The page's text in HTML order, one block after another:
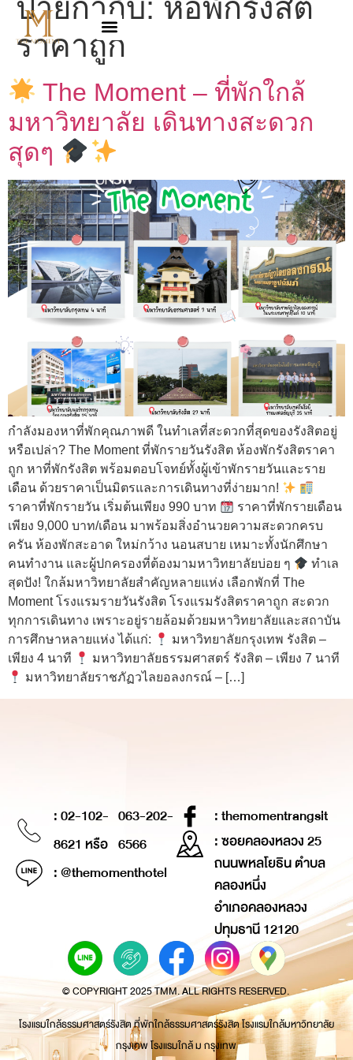
ป้ายกำกับ: หอพักรังสิต
ราคาถูก
The Moment – ที่พักใกล้
มหาวิทยาลัย เดินทางสะดวก
สุดๆ
กำลังมองหาที่พักคุณภาพดี ในทำเลที่สะดวกที่สุดของรังสิตอยู่
หรือเปล่า? The Moment ที่พักรายวันรังสิต ห้องพักรังสิตราคา
ถูก หาที่พักรังสิต พร้อมตอบโจทย์ทั้งผู้เข้าพักรายวันและราย
เดือน ด้วยราคาเป็นมิตรและการเดินทางที่ง่ายมาก!
ราคาที่พักรายวัน เริ่มต้นเพียง 990 บาท
ราคาที่พักรายเดือน
เพียง 9,000 บาท/เดือน มาพร้อมสิ่งอำนวยความสะดวกครบ
ครัน ห้องพักสะอาด ใหม่กว้าง นอนสบาย เหมาะทั้งนักศึกษา
คนทำงาน และผู้ปกครองที่ต้องมามหาวิทยาลัยบ่อย ๆ
ทำเล
สุดปัง! ใกล้มหาวิทยาลัยสำคัญหลายแห่ง เลือกพักที่ The
Moment โรงแรมรายวันรังสิต โรงแรมรังสิตราคาถูก สะดวก
ทุกการเดินทาง เพราะอยู่รายล้อมด้วยมหาวิทยาลัยและสถาบัน
การศึกษาหลายแห่ง ได้แก่:
มหาวิทยาลัยกรุงเทพ รังสิต –
เพียง 4 นาที
มหาวิทยาลัยธรรมศาสตร์ รังสิต – เพียง 7 นาที
มหาวิทยาลัยราชภัฏวไลยอลงกรณ์ – […]
: 02-102-
8621 หรือ
063-202-
6566
: @themomenthotel
: themomentrangsit
: ซอยคลองหลวง 25
ถนนพหลโยธิน ตำบล
คลองหนึ่ง
อำเภอคลองหลวง
ปทุมธานี 12120
© COPYRIGHT 2025 TMM. ALL RIGHTS RESERVED.
โรงแรมใกล้ธรรมศาสตร์รังสิต ที่พักใกล้ธรรมศาสตร์รังสิต โรงแรมใกล้มหาวิทยาลัย
กรุงเทพ โรงแรมใกล้ ม กรุงเทพ